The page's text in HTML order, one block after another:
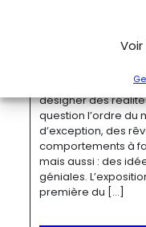
Du 27.11.2026
Bizarre !
plus fou du
Depuis la
désigner des
question l’ordre du
d’exception, des
comportements à
mais aussi : des
géniales.
première du […]